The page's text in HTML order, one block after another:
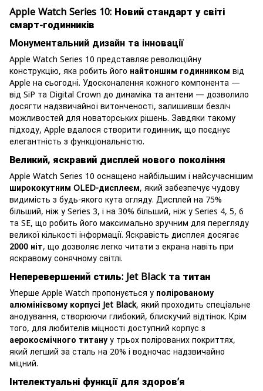
Apple Watch Series 10: Новий стандарт у світі
смарт-годинників
Монументальний дизайн та інновації
Apple Watch Series 10 представляє революційну
конструкцію, яка робить його найтоншим годинником від
Apple на сьогодні. Удосконалення кожного компонента —
від SiP та Digital Crown до динаміка та антени — дозволило
досягти надзвичайної витонченості, залишивши безліч
можливостей для новаторських рішень. Завдяки такому
підходу, Apple вдалося створити годинник, що поєднує
елегантність з функціональністю.
Великий, яскравий дисплей нового покоління
Apple Watch Series 10 оснащено найбільшим і найсучаснішим
ширококутним OLED-дисплеєм, який забезпечує чудову
видимість з будь-якого кута огляду. Дисплей на 75%
більший, ніж у Series 3, і на 30% більший, ніж у Series 4, 5, 6
та SE, що робить його максимально зручним для перегляду
великої кількості інформації. Яскравість дисплея досягає
2000 ніт, що дозволяє легко читати з екрана навіть при
яскравому сонячному світлі.
Неперевершений стиль: Jet Black та титан
Уперше Apple Watch пропонується у полірованому
алюмінієвому корпусі Jet Black, який проходить спеціальне
анодування, створюючи глибокий, блискучий відтінок. Крім
того, для любителів міцності доступний корпус з
аерокосмічного титану у трьох полірованих покриттях,
який легший за сталь на 20% і водночас надзвичайно
міцний.
Інтелектуальні функції для здоров’я